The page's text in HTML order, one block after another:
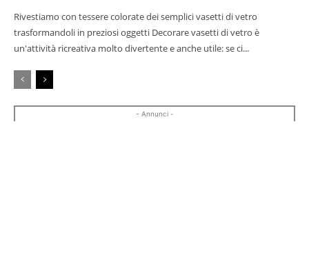
Rivestiamo con tessere colorate dei semplici vasetti di vetro
trasformandoli in preziosi oggetti Decorare vasetti di vetro è
un'attività ricreativa molto divertente e anche utile: se ci...
- Annunci -